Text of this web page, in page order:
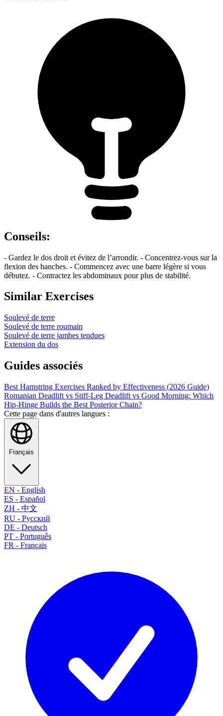
Conseils:
- Gardez le dos droit et évitez de l’arrondir. - Concentrez-vous sur la
flexion des hanches. - Commencez avec une barre légère si vous
débutez. - Contractez les abdominaux pour plus de stabilité.
Similar Exercises
Soulevé de terre
Soulevé de terre roumain
Soulevé de terre jambes tendues
Extension du dos
Guides associés
Best Hamstring Exercises Ranked by Effectiveness (2026 Guide)
Romanian Deadlift vs Stiff-Leg Deadlift vs Good Morning: Which
Hip-Hinge Builds the Best Posterior Chain?
Cette page dans d'autres langues :
Français
EN - English
ES - Español
ZH - 中文
RU - Русский
DE - Deutsch
PT - Português
FR - Français